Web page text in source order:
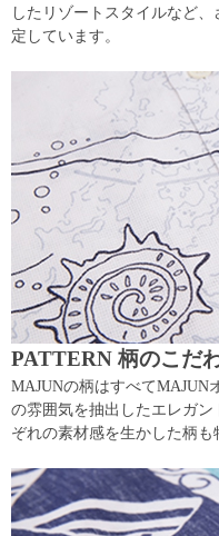
したリゾートスタイルなど
定しています。
PATTERN 柄のこだ
MAJUNの柄はすべてMAJUN
の雰囲気を抽出したエレガ
ぞれの素材感を生かした柄も